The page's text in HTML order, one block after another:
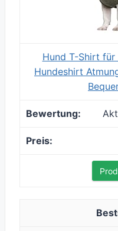
Hund T-Shirt für
Hundeshirt